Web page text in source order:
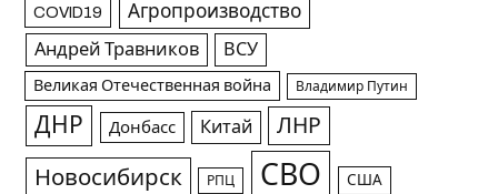
COVID19 Агропроизводство
Андрей Травников ВСУ
Великая Отечественная война Владимир Путин
ДНР Донбасс Китай ЛНР
Новосибирск РПЦ СВО США